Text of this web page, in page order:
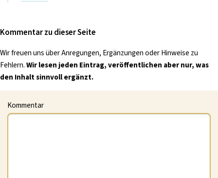
Kommentar zu dieser Seite
Wir freuen uns über Anregungen, Ergänzungen oder Hinweise zu
Fehlern.Wir lesen jeden Eintrag, veröffentlichen aber nur, was
den Inhalt sinnvoll ergänzt.
Kommentar